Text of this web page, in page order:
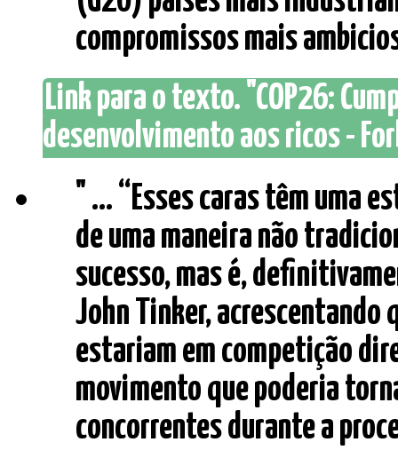
compromissos mais
Link para o texto. "COP26:
desenvolvimento aos ricos -
" ... “Esses caras têm uma
de uma maneira não
sucesso, mas é,
John Tinker, acrescentando
estariam em competição
movimento que poderia
concorrentes durante a